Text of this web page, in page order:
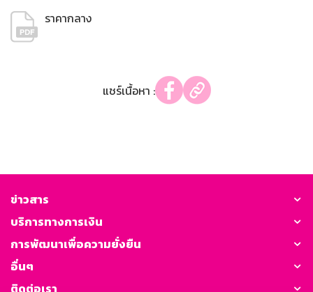
ราคากลาง
แชร์เนื้อหา :
ข่าวสาร
บริการทางการเงิน
การพัฒนาเพื่อความยั่งยืน
อื่นๆ